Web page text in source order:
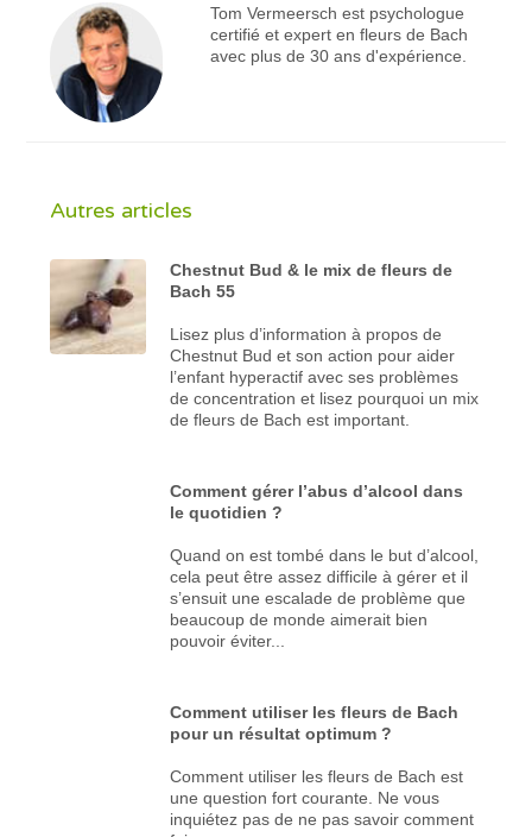
Tom Vermeersch est psychologue
certifié et expert en fleurs de Bach
avec plus de 30 ans d'expérience.
Autres articles
Chestnut Bud & le mix de fleurs de
Bach 55
Lisez plus d’information à propos de
Chestnut Bud et son action pour aider
l’enfant hyperactif avec ses problèmes
de concentration et lisez pourquoi un mix
de fleurs de Bach est important.
Comment gérer l’abus d’alcool dans
le quotidien ?
Quand on est tombé dans le but d’alcool,
cela peut être assez difficile à gérer et il
s’ensuit une escalade de problème que
beaucoup de monde aimerait bien
pouvoir éviter...
Comment utiliser les fleurs de Bach
pour un résultat optimum ?
Comment utiliser les fleurs de Bach est
une question fort courante. Ne vous
inquiétez pas de ne pas savoir comment